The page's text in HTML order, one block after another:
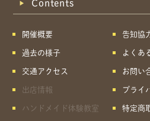
Contents
開催概要
過去の様子
交通アクセス
出店情報
ハンドメイド体験教室
告知協
よくあ
お問い
プライ
特定商